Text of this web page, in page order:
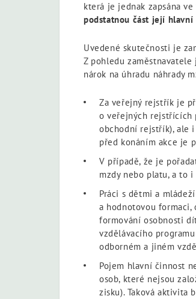
která je jednak zapsána
podstatnou část její hlavní
Uvedené skutečnosti je
Z pohledu
nárok na úhradu náhrady
Za veřejný rejstřík je
o veřejných rejstřících
obchodní rejstřík), ale
před konáním akce je
V případě, že je
mzdy nebo platu, a to
Práci s dětmi a
a hodnotovou
formování osobnosti
vzdělávacího
odborném a jiném
Pojem hlavní činnost
osob, které nejsou
zisku). Taková aktivita